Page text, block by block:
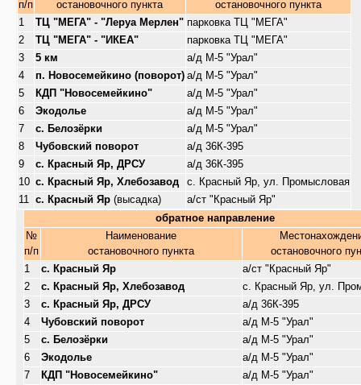
п/п
остановочного пункта
остановочного пункта
1
ТЦ "МЕГА" - "Леруа Мерлен" парковка ТЦ "МЕГА"
2
ТЦ "МЕГА" - "ИКЕА"
парковка ТЦ "МЕГА"
3
5 км
а/д М-5 "Урал"
4
п. Новосемейкино (поворот) а/д М-5 "Урал"
5
КДП "Новосемейкино"
а/д М-5 "Урал"
6
Экодолье
а/д М-5 "Урал"
7
с. Белозёрки
а/д М-5 "Урал"
8
Чубовский поворот
а/д 36К-395
9
с. Красный Яр, ДРСУ
а/д 36К-395
10 с. Красный Яр, Хлебозавод
с. Красный Яр, ул. Промысловая
11 с. Красный Яр (высадка)
а/ст "Красный Яр"
обратное направление
№
п/п
Наименование
остановочного пункта
остановочного
1
с. Красный Яр
а/ст "Красный Яр"
2
с. Красный Яр, Хлебозавод
с. Красный Яр, ул.
3
с. Красный Яр, ДРСУ
а/д 36К-395
4
Чубовский поворот
а/д М-5 "Урал"
5
с. Белозёрки
а/д М-5 "Урал"
6
Экодолье
а/д М-5 "Урал"
7
КДП "Новосемейкино"
а/д М-5 "Урал"